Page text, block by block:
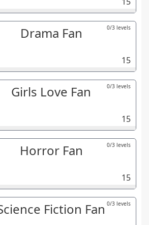
Drama Fan 0/3 levels
15
Girls Love Fan 0/3 levels
15
Horror Fan 0/3 levels
15
Fiction Fan 0/3 levels